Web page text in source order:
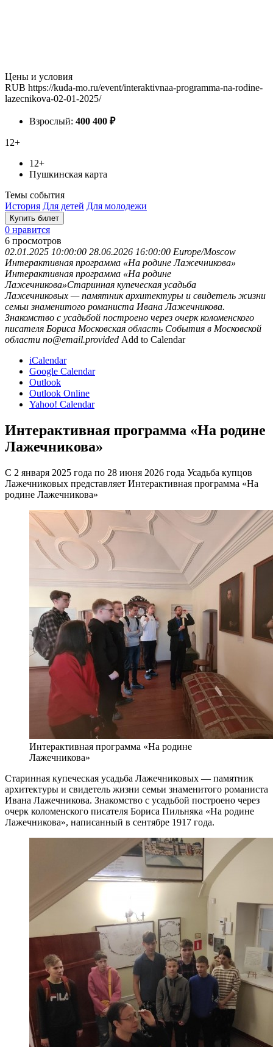
Цены и условия
RUB https://kuda-mo.ru/event/interaktivnaa-programma-na-rodine-
lazecnikova-02-01-2025/
Взрослый: 400 400 ₽
12+
12+
Пушкинская карта
Темы события
История Для детей Для молодежи
Купить билет
0 нравится
6 просмотров
02.01.2025 10:00:00 28.06.2026 16:00:00 Europe/Moscow
Интерактивная программа «На родине Лажечникова»
Интерактивная программа «На родине
Лажечникова»Старинная купеческая усадьба
Лажечниковых — памятник архитектуры и свидетель жизни
семьи знаменитого романиста Ивана Лажечникова.
Знакомство с усадьбой построено через очерк коломенского
писателя Бориса Московская область События в Московской
области no@email.provided Add to Calendar
iCalendar
Google Calendar
Outlook
Outlook Online
Yahoo! Calendar
Интерактивная программа «На родине
Лажечникова»
С 2 января 2025 года по 28 июня 2026 года Усадьба купцов
Лажечниковых представляет Интерактивная программа «На
родине Лажечникова»
Интерактивная программа «На родине
Лажечникова»
Старинная купеческая усадьба Лажечниковых — памятник
архитектуры и свидетель жизни семьи знаменитого романиста
Ивана Лажечникова. Знакомство с усадьбой построено через
очерк коломенского писателя Бориса Пильняка «На родине
Лажечникова», написанный в сентябре 1917 года.